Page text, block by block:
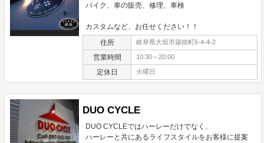
バイク、車の販売、修理、車検
カスタムなど、お任せください！！
住所 岐阜県大垣市築捨町5-4-4-2
営業時間 10:30～20:00
定休日 火曜日
DUO CYCLE
DUO CYCLEではハーレーだけでなく、
ハーレーと共にあるライフスタイルをお客様に提案